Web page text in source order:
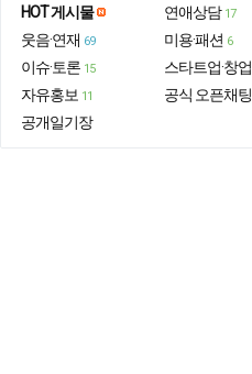
HOT 게시물
웃음·연재 69
이슈·토론 15
자유홍보 11
공개일기장
연애상담 17
미용·패션 6
스타트업·창업
공식 오픈채팅